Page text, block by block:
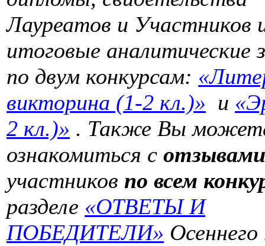
Лауреатов и Участников
итоговые аналитические
по двум конкурсам:
викторина (1-2 кл.)» и
2 кл.)» . Также Вы
ознакомиться с отзывами
участников по всем
разделе «ОТВЕТЫ И
ПОБЕДИТЕЛИ»